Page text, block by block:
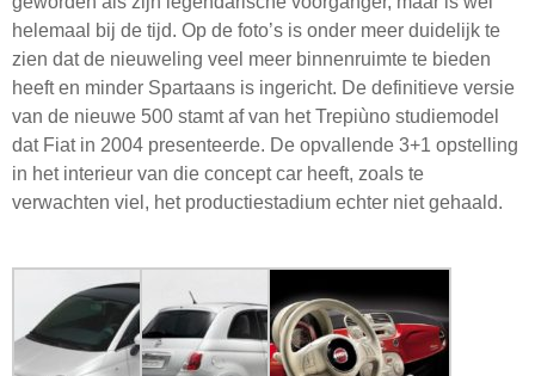
helemaal bij de tijd. Op de foto’s is onder meer duidelijk te
zien dat de nieuweling veel meer binnenruimte te bieden
heeft en minder Spartaans is ingericht. De definitieve versie
van de nieuwe 500 stamt af van het Trepiùno studiemodel
dat Fiat in 2004 presenteerde. De opvallende 3+1 opstelling
in het interieur van die concept car heeft, zoals te
verwachten viel, het productiestadium echter niet gehaald.